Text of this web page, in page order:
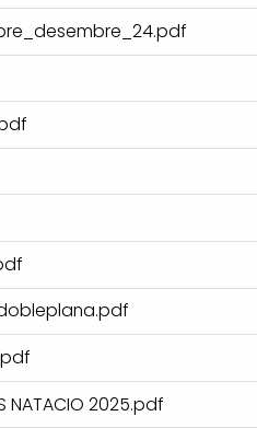
NATACIO 2025.pdf